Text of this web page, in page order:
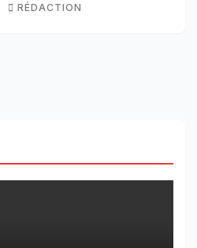
RÉDACTION